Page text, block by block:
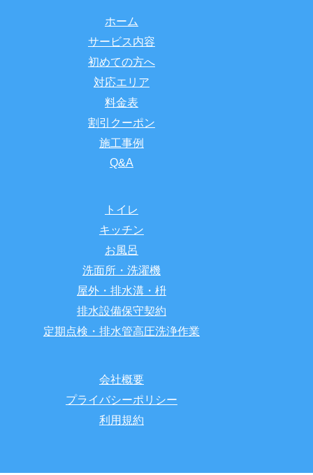
ホーム
サービス内容
初めての方へ
対応エリア
料金表
割引クーポン
施工事例
Q&A
トイレ
キッチン
お風呂
洗面所・洗濯機
屋外・排水溝・枡
排水設備保守契約
定期点検・排水管高圧洗浄作業
会社概要
プライバシーポリシー
利用規約